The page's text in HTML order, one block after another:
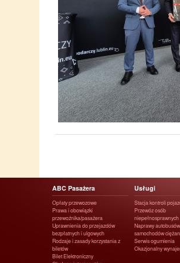
ABC Pasażera
Opłaty przewozowe
Prawa i obowiązki
przewoźnika/pasażera
Uprawnienia do przejazdów
bezpłatnych i ulgowych
Rodzaje i zasady korzystania z
biletów
Bilet Elektroniczny
Usługi
Stacja kontroli
Przewóz osób
niepełnosprawnych
Naprawy
samochodów
Serwis ogumienia
Okazjonalny